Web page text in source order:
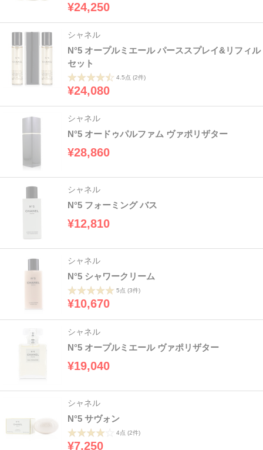
¥24,250
シャネル
N°5 オープルミエール パーススプレイ&リフィル
セット
4.5点 (2件)
¥24,080
シャネル
N°5 オードゥパルファム ヴァポリザター
¥28,860
シャネル
N°5 フォーミング バス
¥12,810
シャネル
N°5 シャワークリーム
5点 (3件)
¥10,670
シャネル
N°5 オープルミエール ヴァポリザター
¥19,040
シャネル
N°5 サヴォン
4点 (2件)
¥7,250